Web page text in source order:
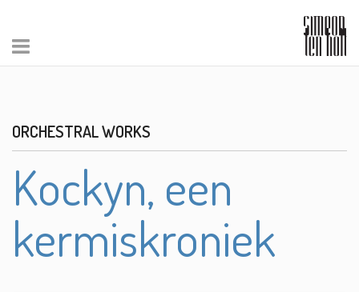
ORCHESTRAL WORKS
Kockyn, een
kermiskroniek